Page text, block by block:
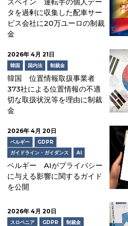
タを過剰に収集した配車サー
ビス会社に20万ユーロの制裁
金
2026年 4月 21日
韓国 国内法 制裁金
韓国 位置情報取扱事業者
373社による位置情報の不適
切な取扱状況等を理由に制裁
金
2026年 4月 20日
ベルギー
GDPR
ガイドライン・ガイダンス
AI
ベルギー AIがプライバシー
に与える影響に関するガイド
を公開
2026年 4月 20日
スロベニア GDPR 制裁金